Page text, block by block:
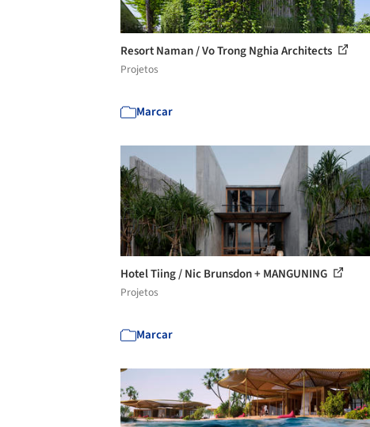
Resort Naman / Vo Trong Nghia Architects
Projetos
Marcar
Hotel Tiing / Nic Brunsdon + MANGUNING
Projetos
Marcar